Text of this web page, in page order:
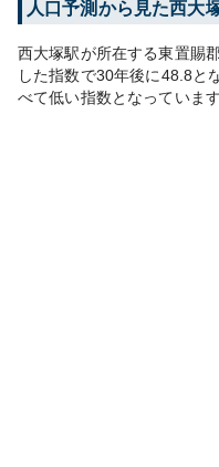
人口予測から見た西大
西大塚駅が所在する東置賜
した指数で30年後に48.8と
べて低い指数となっています